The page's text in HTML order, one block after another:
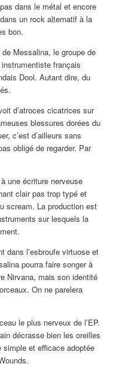
dans le métal et encore
un rock alternatif à la
bon.
Messalina, le groupe de
français
Dool. Autant dire, du
d’atroces cicatrices sur
blessures dorées du
c’est d’ailleurs sans
obligé de regarder. Par
une écriture nerveuse
clair pas trop typé et
scream. La production est
sur lesquels la
dans l’esbroufe virtuose et
pourra faire songer à
Nirvana, mais son identité
On ne parelera
le plus nerveux de l’EP.
décrasse bien les oreilles
simple et efficace adoptée